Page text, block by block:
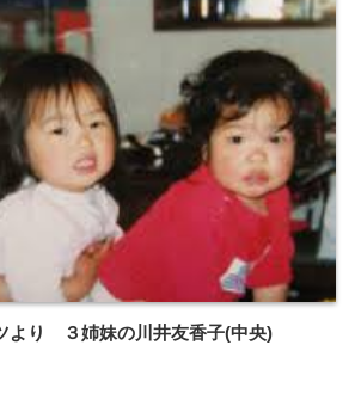
より ３姉妹の川井友香子(中央)